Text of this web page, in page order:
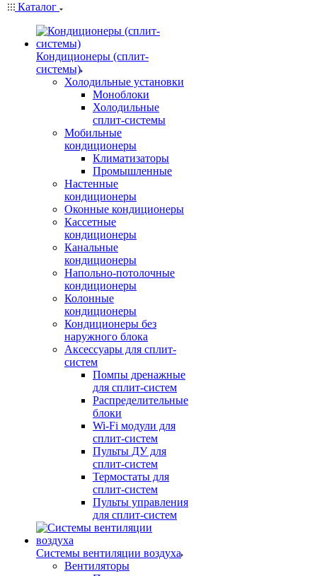
Каталог
Кондиционеры (сплит-
системы)
Холодильные установки
Моноблоки
Холодильные
сплит-системы
Мобильные
кондиционеры
Климатизаторы
Промышленные
Настенные
кондиционеры
Оконные кондиционеры
Кассетные
кондиционеры
Канальные
кондиционеры
Напольно-потолочные
кондиционеры
Колонные
кондиционеры
Кондиционеры без
наружного блока
Аксессуары для сплит-
систем
Помпы дренажные
для сплит-систем
Распределительные
блоки
Wi-Fi модули для
сплит-систем
Пульты ДУ для
сплит-систем
Термостаты для
сплит-систем
Пульты управления
для сплит-систем
Системы вентиляции воздуха
Вентиляторы